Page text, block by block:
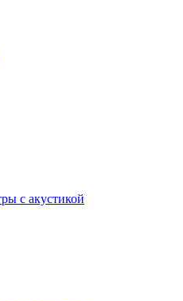
с акустикой